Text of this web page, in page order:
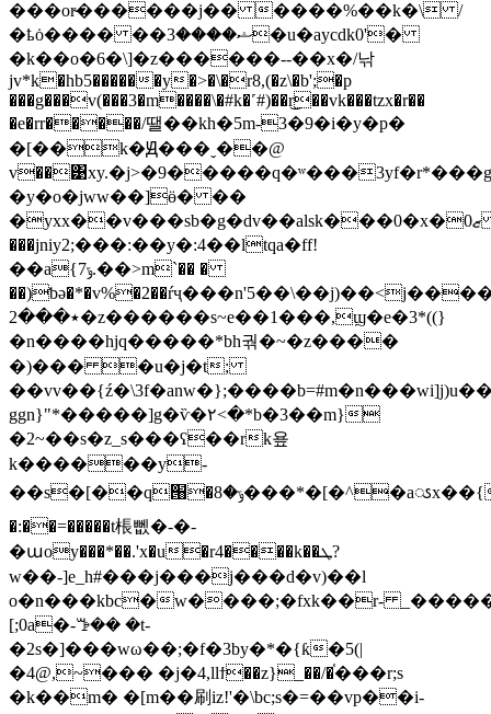
���or̴������j�� ����%��k�\ /
�ҍȯ���� ��ޝ����3�u�aycdk0'�
�k��o�6�\]�z������--��x�/낚
jv*k�hb5������y�>�\�r8,(�z\�b';�p
���g���v(���3�m����\�#k�˹#)��r͜��vk���tzx�r��
�e�rr�����/땔��kh�5m-3�9�i�y�p�
�[��k�Ԭ���ˬ��@
�y�o�jww��]ӫ� ��
�yxx��v���sb�g�dv��alsk���0�x�ޒ0
���jniy2;���:��y�:4��ltqa�ff!
��a{7ݹ.��>m`�� �
٭���2�z������s~e��1���,ϣ�e�3*((}
�n����hjq�����*bh궊�~�z����
�)��� �u�j�t;
ggn}"*�����]g�ѷ�۲<�*b�3��m}
�2~��s�z_s���ʕ��rk욮
k������y-
��s�[��q՘�ݹ�8���*�[�^�aၖx��{�qټ~aky���l��~dc=]�p:��0�â�ж��ئ i�k��`�6j�/
�:��=�����t棖뻾�-�-
�աoy���*��.'x�u�r4����k��ܛ?
w��-]e_h#���j���j���d�v)��l
o�n���kbc�w����;�fxk��r- _��
[;0a�-ꔥ�� �t-
�2s�]���wω��;�f�3by�*�{ƙ�5(|
�4@,~��� �j�4,llϯ��z}_��/�֫���r;s
�k��m� �[m��刷iz!'�\bc;s�=��vp��i-